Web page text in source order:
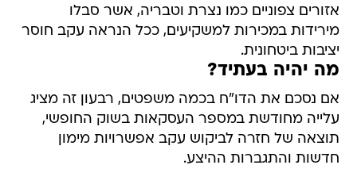
אזורים צפוניים כמו נצרת וטבריה, אשר סבלו
מירידות במכירות למשקיעים, ככל הנראה עקב חוסר
יציבות ביטחונית.
מה יהיה בעתיד?
אם נסכם את הדו"ח בכמה משפטים, רבעון זה מציג
עלייה מחודשת במספר העסקאות בשוק החופשי,
תוצאה של חזרה לביקוש עקב אפשרויות מימון
חדשות והתגברות ההיצע.